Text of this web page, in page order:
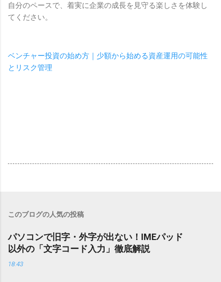
自分のペースで、着実に企業の成長を見守る楽しさを体験し
てください。
ベンチャー投資の始め方｜少額から始める資産運用の可能性
とリスク管理
このブログの人気の投稿
パソコンで旧字・外字が出ない！IMEパッド
以外の「文字コード入力」徹底解説
18:43